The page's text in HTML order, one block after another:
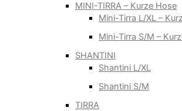
MINI-TIRRA – Kurze Hose
Mini-Tirra L/XL –
Mini-Tirra S/M –
SHANTINI
Shantini L/XL
Shantini S/M
TIRRA